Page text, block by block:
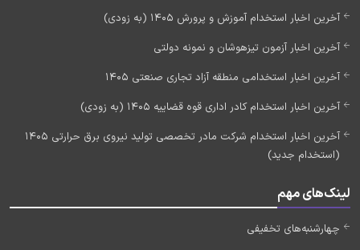
آخرین اخبار استخدام آموزش و پرورش 1405 (به زودی)
آخرین اخبار آزمون تیزهوشان و نمونه دولتی
آخرین اخبار استخدامی منطقه آزاد تجاری صنعتی 1405
آخرین اخبار استخدام کادر اداری قوه قضاییه 1405 (به زودی)
آخرین اخبار استخدام شرکت مادر تخصصی تولید نیروی برق حرارتی 1405
(استخدام جدید)
لینک‌های مهم
چهارشنبه‌های تخفیفی